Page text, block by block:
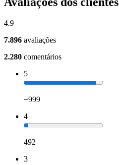
4.9
7.896 avaliações
2.280 comentários
5
+999
4
492
3